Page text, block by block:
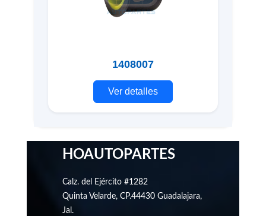
1408007
Ver detalles
HOAUTOPARTES
Calz. del Ejército #1282
Quinta Velarde, CP.44430 Guadalajara,
Jal.